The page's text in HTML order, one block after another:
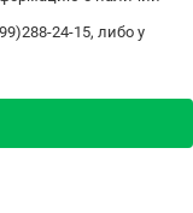
24-15, либо у